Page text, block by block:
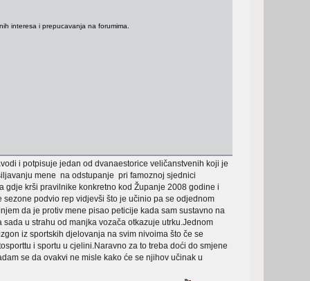
interesa i prepucavanja na forumima.
i potpisuje jedan od dvanaestorice veličanstvenih koji je
mene na odstupanje pri famoznoj sjednici
gdje krši pravilnike konkretno kod Županje 2008 godine i
podvio rep vidjevši što je učinio pa se odjednom
da je protiv mene pisao peticije kada sam sustavno na
u strahu od manjka vozača otkazuje utrku.Jednom
iz sportskih djelovanja na svim nivoima što če se
i sportu u cjelini.Naravno za to treba doći do smjene
se da ovakvi ne misle kako će se njihov učinak u